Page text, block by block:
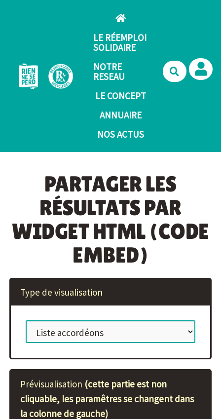
LE RÉEMPLOI
SOLIDAIRE
NOTRE
RESEAU
LE CONCEPT
ANNUAIRE
NOS ACTUS
PARTAGER LES
RÉSULTATS PAR
WIDGET HTML (CODE
EMBED)
Type de visualisation
Prévisualisation (cette partie est non
cliquable, les paramêtres se changent dans
la colonne de gauche)